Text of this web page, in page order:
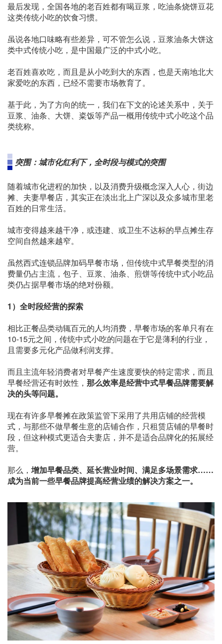
最后发现，全国各地的老百姓都有喝豆浆，吃油条烧饼豆花
这类传统小吃的饮食习惯。
虽说各地口味略有些差异，可不管怎么说，豆浆油条大饼这
类中式传统小吃，是中国最广泛的中式小吃。
老百姓喜欢吃，而且是从小吃到大的东西，也是天南地北大
家爱吃的东西，已经不需要市场教育了。
基于此，为了方向的统一，我们在下文的论述关系中，关于
豆浆、油条、大饼、粢饭等产品一概用传统中式小吃这个品
类统称。
突围：城市化红利下，全时段与模式的突围
随着城市化进程的加快，以及消费升级概念深入人心，街边
摊、夫妻早餐店，其实正在淡出北上广深以及众多城市里老
百姓的日常生活。
城市变得越来越干净，或违建、或卫生不达标的早点摊生存
空间自然越来越窄。
虽然西式连锁品牌加码早餐市场，但传统中式早餐类型的消
费量仍占主流，包子、豆浆、油条、煎饼等传统中式小吃品
类仍占据早餐市场的绝对份额。
1）全时段经营的探索
相比正餐品类动辄百元的人均消费，早餐市场的客单只有在
10-15元之间，传统中式小吃的问题在于它是薄利的行业，
且需要多元化产品做利润支撑。
而且主流年轻消费者对早餐产生速度要快的特定需求，而且
早餐经营还有时效性， 那么效率是经营中式早餐品牌需要解
决的头等问题。
现在有许多早餐摊在政策监管下采用了共用店铺的经营模
式，与那些不做早餐生意的店铺合作，只租赁店铺的早餐时
段，但这种模式更适合夫妻店，并不是适合品牌化的拓展经
营。
那么， 增加早餐品类、延长营业时间、满足多场景需求……
成为当前一些早餐品牌提高经营业绩的解决方案之一。